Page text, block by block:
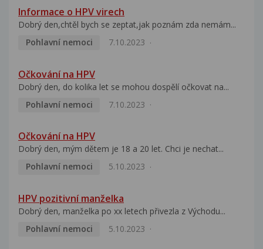
Informace o HPV virech
Dobrý den,chtěl bych se zeptat,jak poznám zda nemám...
Pohlavní nemoci
7.10.2023
Očkování na HPV
Dobrý den, do kolika let se mohou dospělí očkovat na...
Pohlavní nemoci
7.10.2023
Očkování na HPV
Dobrý den, mým dětem je 18 a 20 let. Chci je nechat...
Pohlavní nemoci
5.10.2023
HPV pozitivní manželka
Dobrý den, manželka po xx letech přivezla z Východu...
Pohlavní nemoci
5.10.2023